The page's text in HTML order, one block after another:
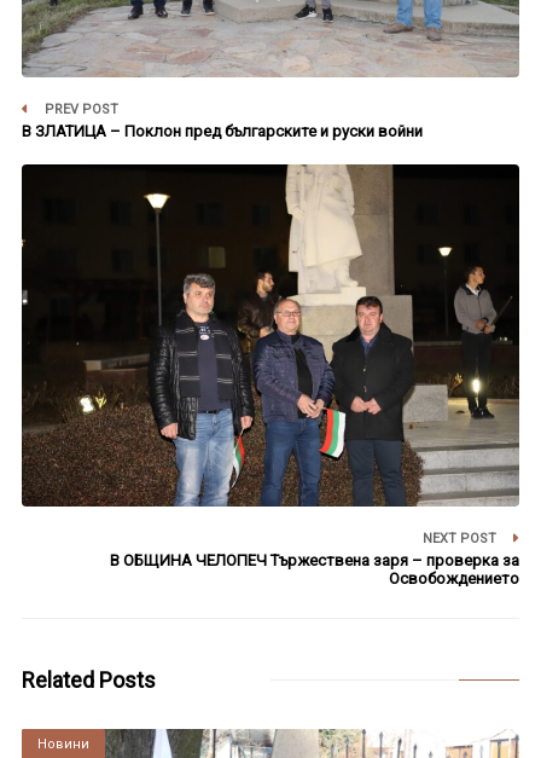
PREV POST
В ЗЛАТИЦА – Поклон пред българските и руски войни
NEXT POST
В ОБЩИНА ЧЕЛОПЕЧ Тържествена заря – проверка за
Освобождението
Related Posts
Култура
Новини